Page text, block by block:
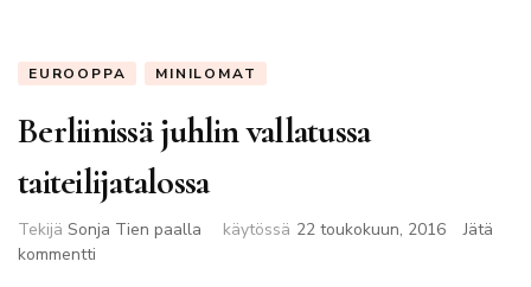
EUROOPPA MINILOMAT
Berliinissä juhlin vallatussa
taiteilijatalossa
Tekijä Sonja Tien paalla käytössä 22 toukokuun, 2016
Jätä
kommentti